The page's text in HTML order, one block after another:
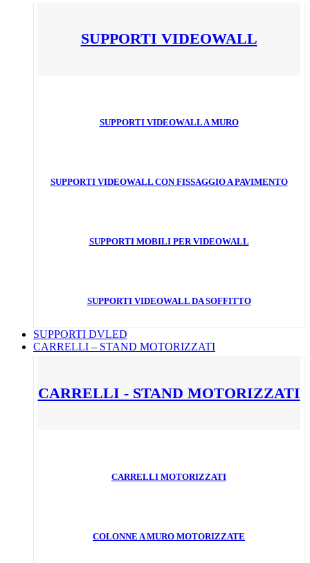
SUPPORTI VIDEOWALL
SUPPORTI VIDEOWALL A MURO
SUPPORTI VIDEOWALL CON FISSAGGIO A PAVIMENTO
SUPPORTI MOBILI PER VIDEOWALL
SUPPORTI VIDEOWALL DA SOFFITTO
SUPPORTI DVLED
CARRELLI – STAND MOTORIZZATI
CARRELLI - STAND MOTORIZZATI
CARRELLI MOTORIZZATI
COLONNE A MURO MOTORIZZATE